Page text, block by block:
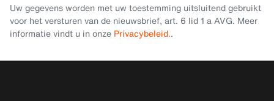
Uw gegevens worden met uw toestemming uitsluitend gebruikt
voor het versturen van de nieuwsbrief, art. 6 lid 1 a AVG. Meer
informatie vindt u in onze Privacybeleid..